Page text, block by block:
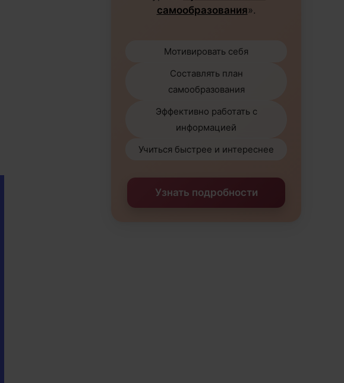
самообразования».
Мотивировать себя
Составлять план
самообразования
Эффективно работать с
информацией
Учиться быстрее и интереснее
Узнать подробности